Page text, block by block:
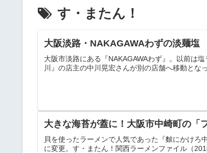
す・またん！
大阪淡路・NAKAGAWAわずの淡麺塩
大阪市淡路にある『NAKAGAWAわず』。以前は
川』の店主の中川晃宏さんが別の店舗へ移動とな
大きな海苔が蓋に！大阪市中崎町の「
貝を使ったラーメンで人気であった『麬にかけろ
に変更。す・またん！関西ラーメンファイル（